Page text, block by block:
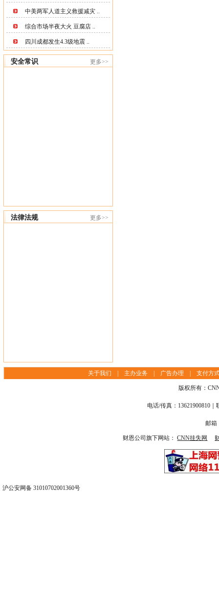
中美两军人道主义救援减灾 ..
综合市场半夜大火 豆腐店 ..
四川成都发生4.3级地震 ..
安全常识 更多>>
法律法规 更多>>
关于我们 | 主办业务 | 广告办理 |支付方
版权所有：
电话/传真：13621900810
邮箱
财恩公司旗下网站：CNN挂失网
沪公安网备 31010702001360号